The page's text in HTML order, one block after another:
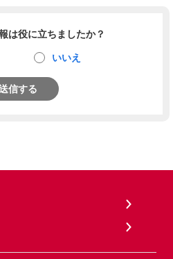
は役に立ちましたか？
いいえ
信する